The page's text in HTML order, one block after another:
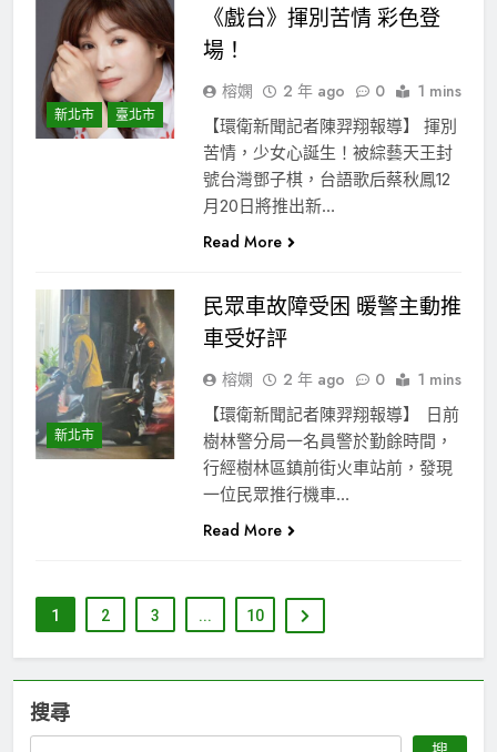
新北市 臺北市
《戲台》揮別苦情 彩色登
場！
榕嫻 2 年 ago 0 1 mins
【環衛新聞記者陳羿翔報導】 揮別
苦情，少女心誕生！被綜藝天王封
號台灣鄧子棋，台語歌后蔡秋鳳12
月20日將推出新…
Read More
新北市
民眾車故障受困 暖警主動推
車受好評
榕嫻 2 年 ago 0 1 mins
【環衛新聞記者陳羿翔報導】 日前
樹林警分局一名員警於勤餘時間，
行經樹林區鎮前街火車站前，發現
一位民眾推行機車…
Read More
1 2 3 ... 10
搜尋